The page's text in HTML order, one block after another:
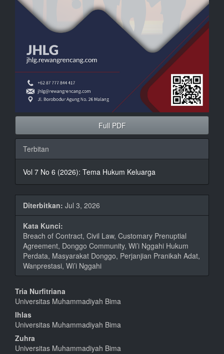
Full PDF
Terbitan
Vol 7 No 6 (2026): Tema Hukum Keluarga
Diterbitkan: Jul 3, 2026
Kata Kunci:
Breach of Contract, Civil Law, Customary Prenuptial
Agreement, Donggo Community, Wi’i Nggahi Hukum
Perdata, Masyarakat Donggo, Perjanjian Pranikah Adat,
Wanprestasi, Wi’i Nggahi
Isi
Artikel
Utama
Tria Nurfitriana
Universitas Muhammadiyah Bima
Ihlas
Universitas Muhammadiyah Bima
Zuhra
Universitas Muhammadiyah Bima